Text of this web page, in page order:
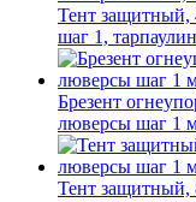
Тент защитный,
шаг 1,
Брезент
люверсы шаг 1
Тент защитный,